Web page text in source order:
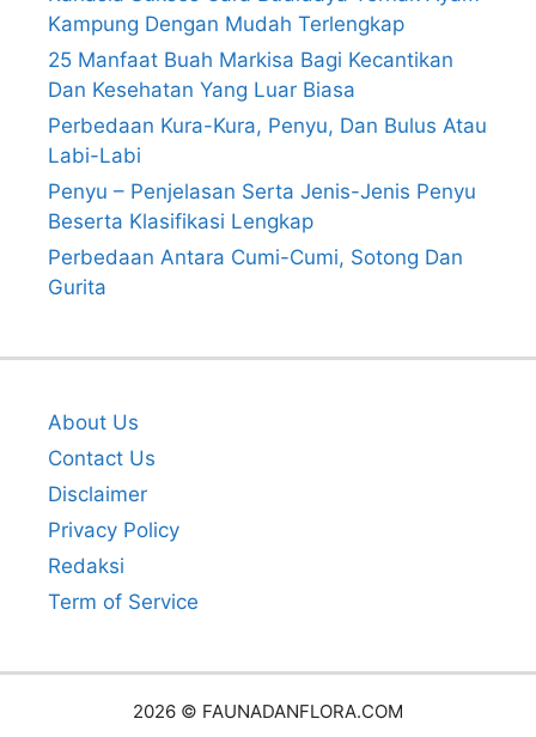
Kampung Dengan Mudah Terlengkap
25 Manfaat Buah Markisa Bagi Kecantikan
Dan Kesehatan Yang Luar Biasa
Perbedaan Kura-Kura, Penyu, Dan Bulus Atau
Labi-Labi
Penyu – Penjelasan Serta Jenis-Jenis Penyu
Beserta Klasifikasi Lengkap
Perbedaan Antara Cumi-Cumi, Sotong Dan
Gurita
About Us
Contact Us
Disclaimer
Privacy Policy
Redaksi
Term of Service
2026 © FAUNADANFLORA.COM